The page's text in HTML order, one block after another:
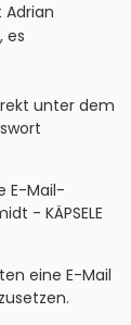
Adrian
es
unter dem
E-Mail-
- KÄPSELE
eine E-Mail